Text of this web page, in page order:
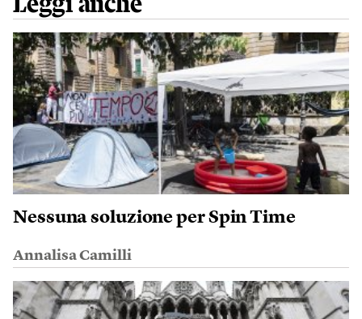
Leggi anche
Nessuna soluzione per Spin Time
Annalisa Camilli